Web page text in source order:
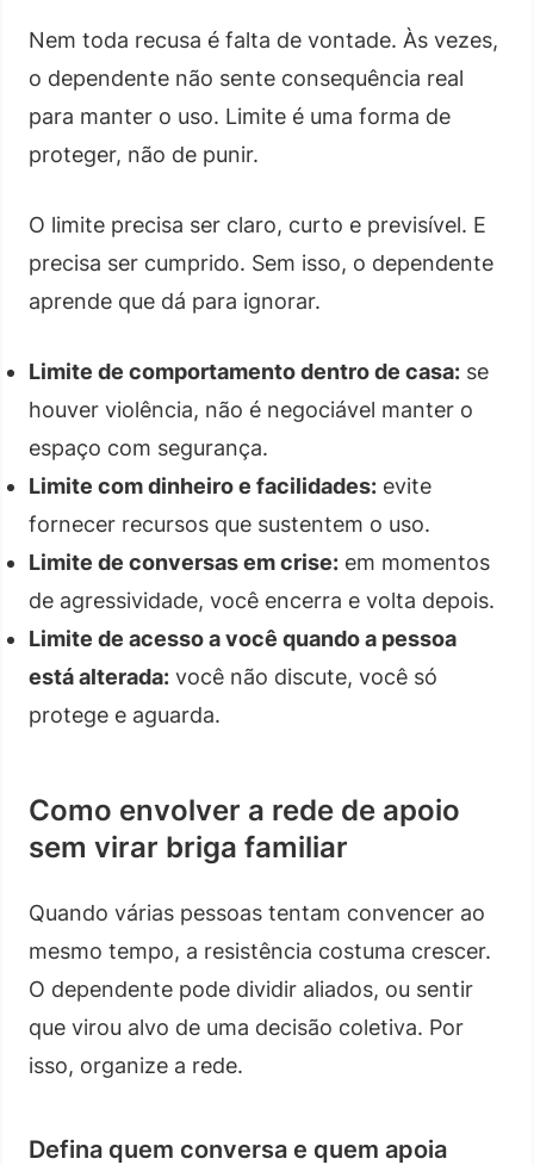
Nem toda recusa é falta de vontade. Às vezes,
o dependente não sente consequência real
para manter o uso. Limite é uma forma de
proteger, não de punir.
O limite precisa ser claro, curto e previsível. E
precisa ser cumprido. Sem isso, o dependente
aprende que dá para ignorar.
Limite de comportamento dentro de casa: se
houver violência, não é negociável manter o
espaço com segurança.
Limite com dinheiro e facilidades: evite
fornecer recursos que sustentem o uso.
Limite de conversas em crise: em momentos
de agressividade, você encerra e volta depois.
Limite de acesso a você quando a pessoa
está alterada: você não discute, você só
protege e aguarda.
Como envolver a rede de apoio
sem virar briga familiar
Quando várias pessoas tentam convencer ao
mesmo tempo, a resistência costuma crescer.
O dependente pode dividir aliados, ou sentir
que virou alvo de uma decisão coletiva. Por
isso, organize a rede.
Defina quem conversa e quem apoia